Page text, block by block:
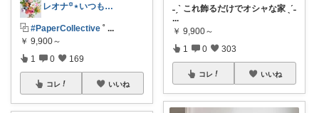
レオナ꙳⋆いつもありがとうございます🌼
⿻ #PaperCollective ˚ ...
￥ 9,900～
1 0 169
コレ いいね
˗ˏˋ これ飾るだけでオシャな家 ˎˊ˗
...
￥ 9,900～
1 0 303
コレ いいね